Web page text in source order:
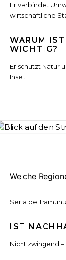
Er verbindet
wirtschaftliche
WARUM
WICHTIG?
Er schützt Natur
Insel.
Welche
Serra de
IST
Nicht zwingend